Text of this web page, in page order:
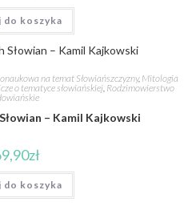
do koszyka
na temat Słowiańszczyzny, Mitologia
o tematyce słowiańskiej, Rodzimowierstwo
– Kamil Kajkowski
zł
do koszyka